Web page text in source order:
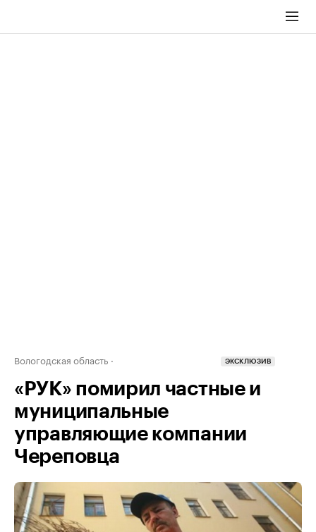
Вологодская область ЭКСКЛЮЗИВ
«РУК» помирил частные и
муниципальные
управляющие компании
Череповца